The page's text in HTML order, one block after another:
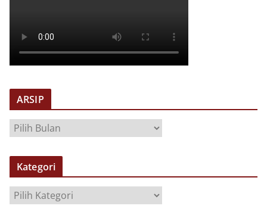
ARSIP
R
S
P
Kategori
a